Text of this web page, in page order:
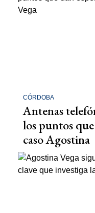
CÓRDOBA
Antenas
los puntos
caso Agostina